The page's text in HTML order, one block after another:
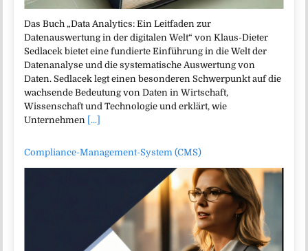
Das Buch „Data Analytics: Ein Leitfaden zur
Datenauswertung in der digitalen Welt“ von Klaus-Dieter
Sedlacek bietet eine fundierte Einführung in die Welt der
Datenanalyse und die systematische Auswertung von
Daten. Sedlacek legt einen besonderen Schwerpunkt auf die
wachsende Bedeutung von Daten in Wirtschaft,
Wissenschaft und Technologie und erklärt, wie
Unternehmen [...]
Compliance-Management-System (CMS)